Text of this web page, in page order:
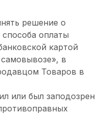
решение о
оплаты
картой
в
Товаров в
или был заподозрен